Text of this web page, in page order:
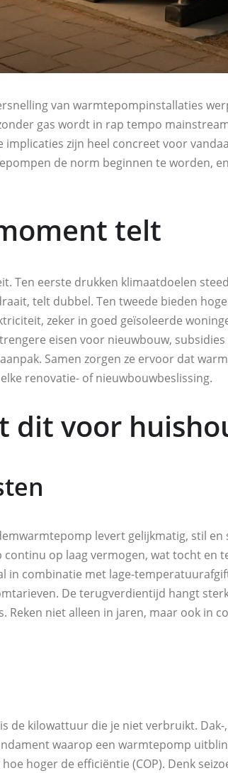
van warmtepompinstallaties
gas wordt in rap tempo
zijn heel concreet voor
de norm beginnen te worden,
telt
Ten eerste drukken klimaatdoelen
telt dubbel. Ten tweede bieden
zeker in goed geïsoleerde
eisen voor nieuwbouw,
Samen zorgen ze ervoor dat
renovatie- of nieuwbouwbeslissing.
dit voor
levert gelijkmatig, stil
op laag vermogen, wat tocht en
in combinatie met lage-
De terugverdientijd hangt
Reken niet alleen in jaren, maar ook in
de kilowattuur die je niet verbruikt.
waarop een warmtepomp
hoger de efficiëntie (COP). Denk